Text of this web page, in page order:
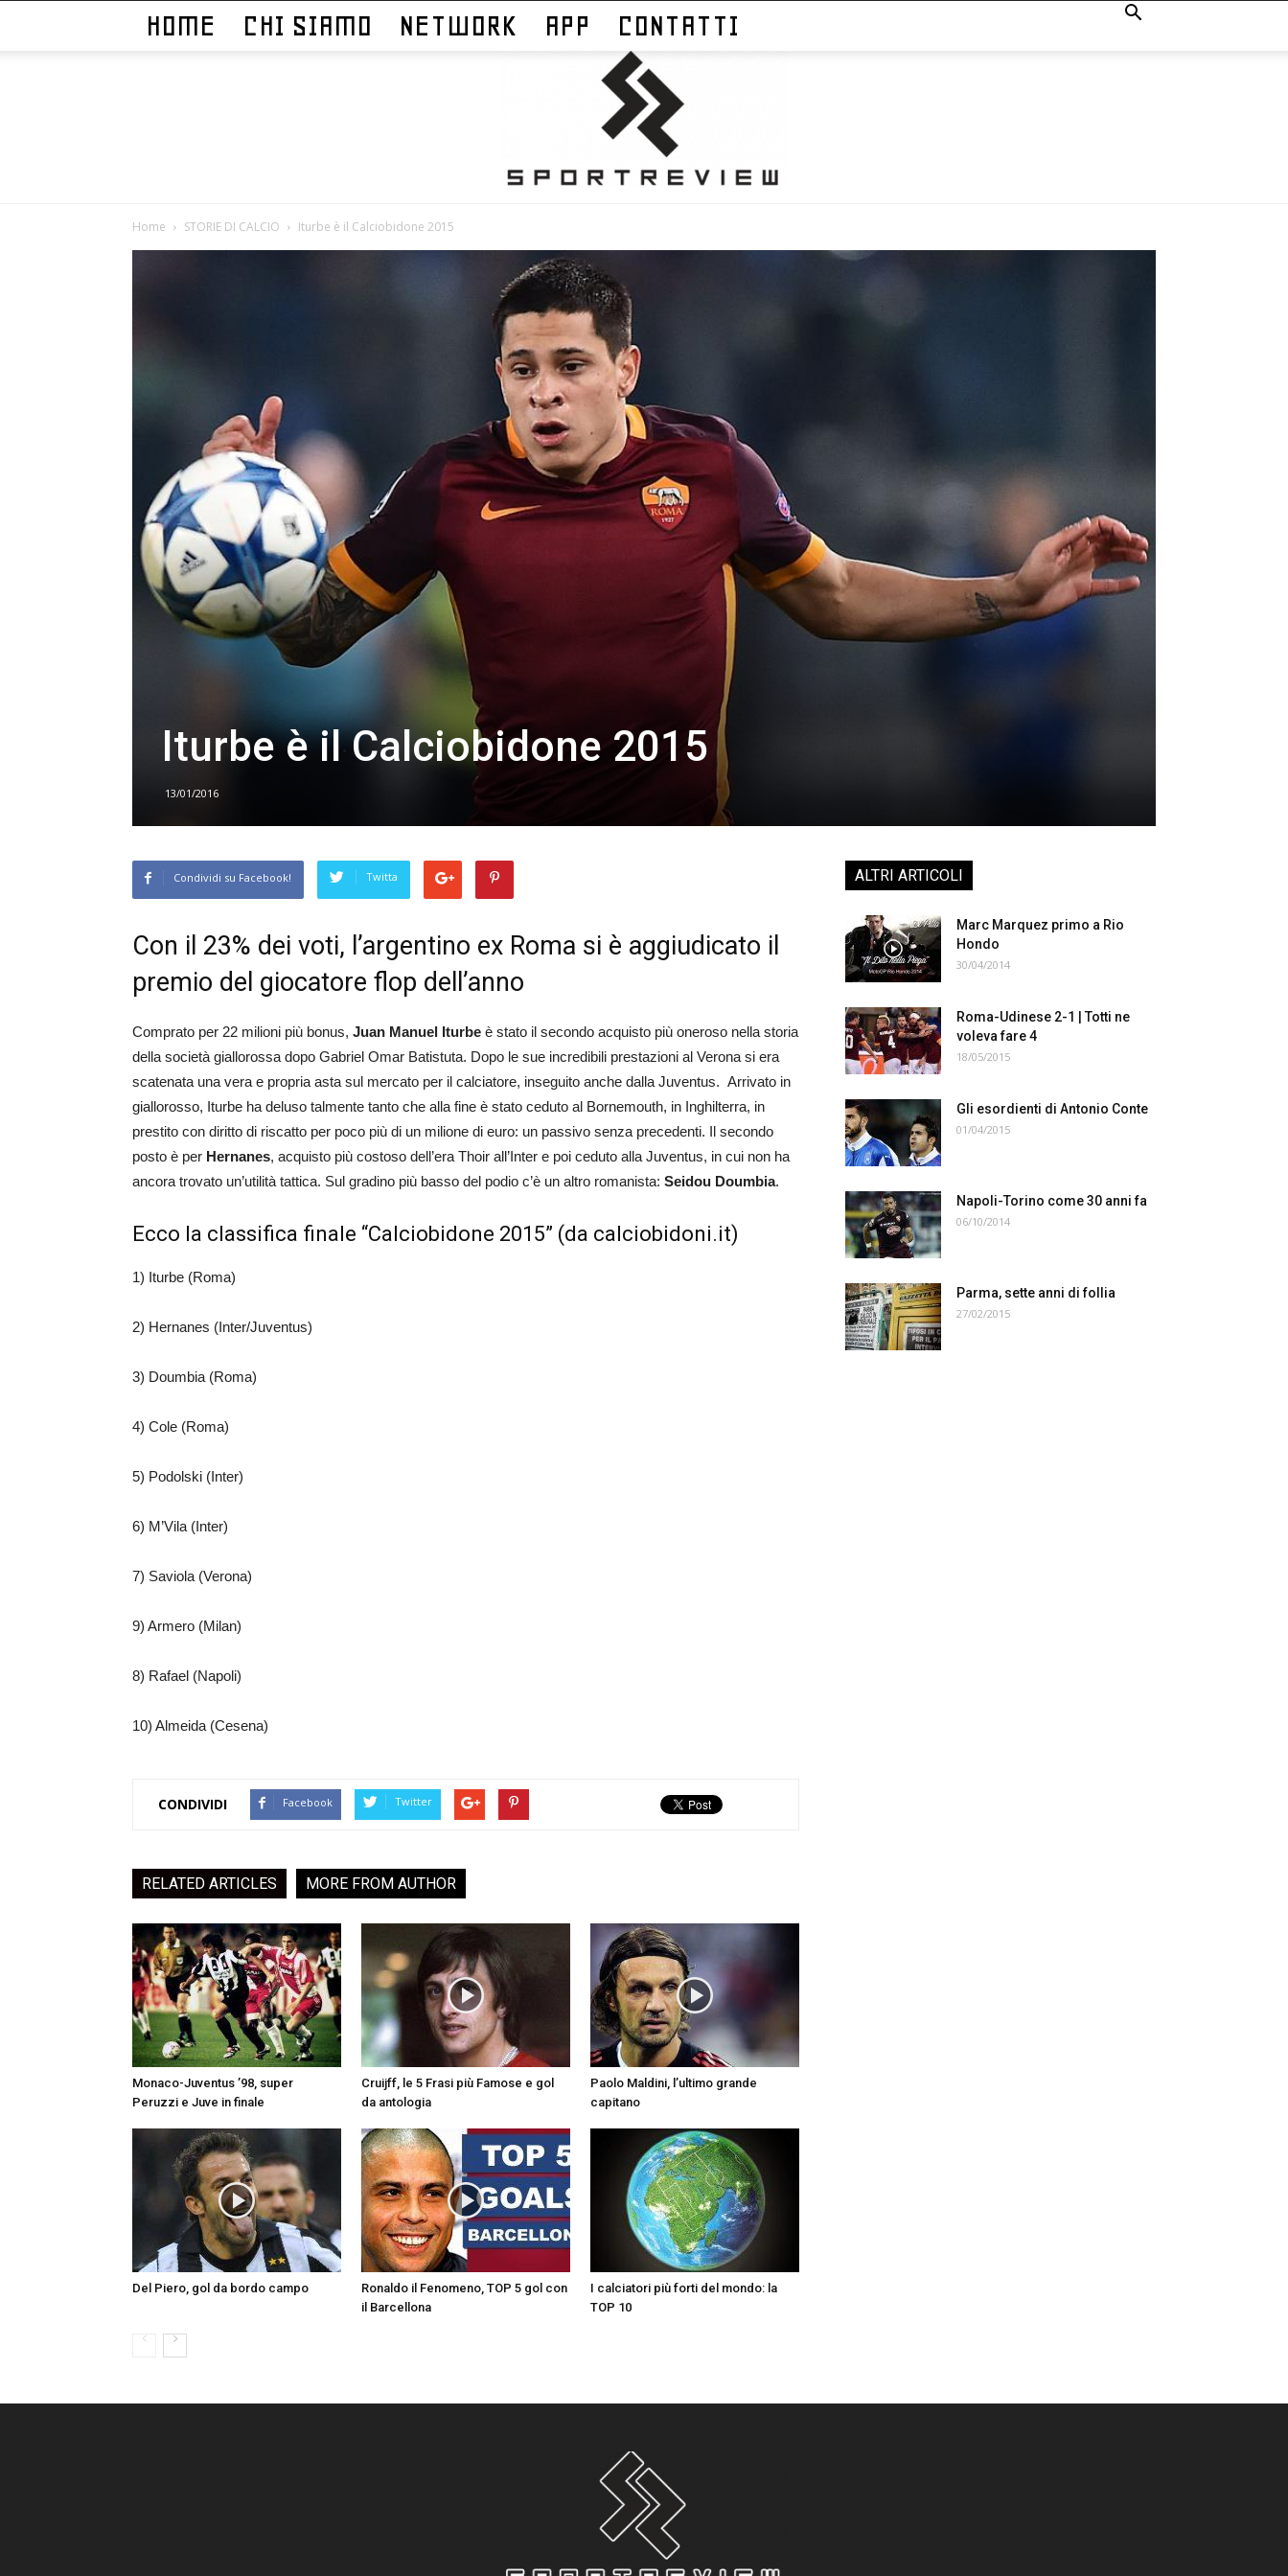
HOME CHI SIAMO NETWORK APP CONTATTI
Home STORIE DI CALCIO Iturbe è il Calciobidone 2015
Iturbe è il Calciobidone 2015
13/01/2016
Condividi su Facebook! Twitta
Con il 23% dei voti, l’argentino ex Roma si è aggiudicato il
premio del giocatore flop dell’anno
Comprato per 22 milioni più bonus, Juan Manuel Iturbe è stato il secondo acquisto più oneroso nella storia
della società giallorossa dopo Gabriel Omar Batistuta. Dopo le sue incredibili prestazioni al Verona si era
scatenata una vera e propria asta sul mercato per il calciatore, inseguito anche dalla Juventus. Arrivato in
giallorosso, Iturbe ha deluso talmente tanto che alla fine è stato ceduto al Bornemouth, in Inghilterra, in
prestito con diritto di riscatto per poco più di un milione di euro: un passivo senza precedenti. Il secondo
posto è per Hernanes, acquisto più costoso dell’era Thoir all’Inter e poi ceduto alla Juventus, in cui non ha
ancora trovato un’utilità tattica. Sul gradino più basso del podio c’è un altro romanista: Seidou Doumbia.
Ecco la classifica finale “Calciobidone 2015” (da calciobidoni.it)
1) Iturbe (Roma)
2) Hernanes (Inter/Juventus)
3) Doumbia (Roma)
4) Cole (Roma)
5) Podolski (Inter)
6) M’Vila (Inter)
7) Saviola (Verona)
9) Armero (Milan)
8) Rafael (Napoli)
10) Almeida (Cesena)
CONDIVIDI Facebook Twitter
RELATED ARTICLES MORE FROM AUTHOR
Monaco-Juventus ’98, super
Peruzzi e Juve in finale
Cruijff, le 5 Frasi più Famose e gol
da antologia
Paolo Maldini, l’ultimo grande
capitano
Del Piero, gol da bordo campo
Ronaldo il Fenomeno, TOP 5 gol con
il Barcellona
I calciatori più forti del mondo: la
TOP 10
ALTRI ARTICOLI
Marc Marquez primo a Rio
Hondo
30/04/2014
Roma-Udinese 2-1 | Totti ne
voleva fare 4
18/05/2015
Gli esordienti di Antonio Conte
01/04/2015
Napoli-Torino come 30 anni fa
06/10/2014
Parma, sette anni di follia
27/02/2015